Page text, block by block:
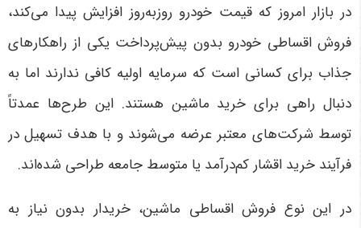
در بازار امروز که قیمت خودرو روزبه‌روز افزایش پیدا می‌کند،
فروش اقساطی خودرو بدون پیش‌پرداخت یکی از راهکارهای
جذاب برای کسانی است که سرمایه اولیه کافی ندارند اما به
دنبال راهی برای خرید ماشین هستند. این طرح‌ها عمدتاً
توسط شرکت‌های معتبر عرضه می‌شوند و با هدف تسهیل در
فرآیند خرید اقشار کم‌درآمد یا متوسط جامعه طراحی شده‌اند.
در این نوع فروش اقساطی ماشین، خریدار بدون نیاز به